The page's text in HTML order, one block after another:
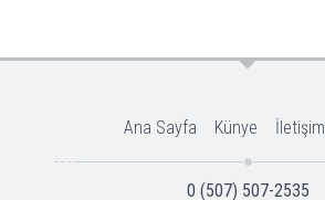
Ana Sayfa Künye İletişim
0 (507) 507-2535